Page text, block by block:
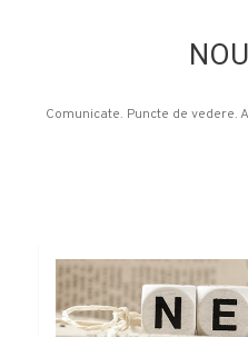
Comunicate. Puncte de vedere.